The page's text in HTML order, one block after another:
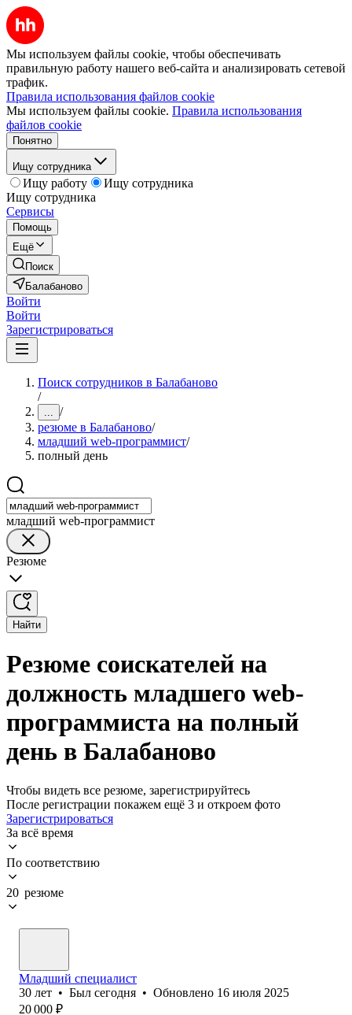
Мы используем файлы cookie, чтобы обеспечивать
правильную работу нашего веб-сайта и анализировать сетевой
трафик.
Правила использования файлов cookie
Мы используем файлы cookie. Правила использования
файлов cookie
Понятно
Ищу сотрудника
Ищу работу
Ищу сотрудника
Ищу сотрудника
Сервисы
Помощь
Ещё
Поиск
Балабаново
Войти
Войти
Зарегистрироваться
Поиск сотрудников в Балабаново
/
... /
резюме в Балабаново/
младший web-программист/
полный день
младший web-программист
Резюме
Найти
Резюме соискателей на
должность младшего web-
программиста на полный
день в Балабаново
Чтобы видеть все резюме, зарегистрируйтесь
После регистрации покажем ещё 3 и откроем фото
Зарегистрироваться
За всё время
По соответствию
20 резюме
Младший специалист
30 лет • Был сегодня • Обновлено 16 июля 2025
20 000 ₽